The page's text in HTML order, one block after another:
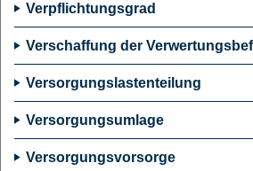
Verpflichtungsgrad
Verschaffung der
Versorgungslastenteilung
Versorgungsumlage
Versorgungsvorsorge